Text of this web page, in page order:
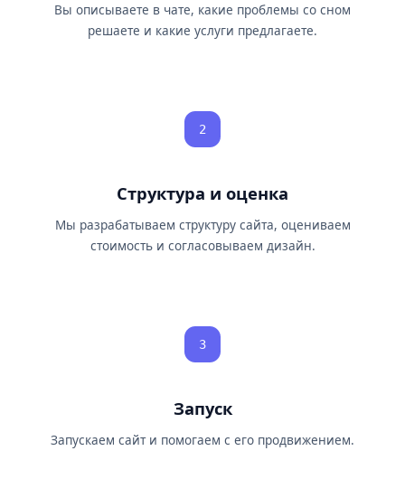
Вы описываете в чате, какие проблемы со сном
решаете и какие услуги предлагаете.
2
Структура и оценка
Мы разрабатываем структуру сайта, оцениваем
стоимость и согласовываем дизайн.
3
Запуск
Запускаем сайт и помогаем с его продвижением.